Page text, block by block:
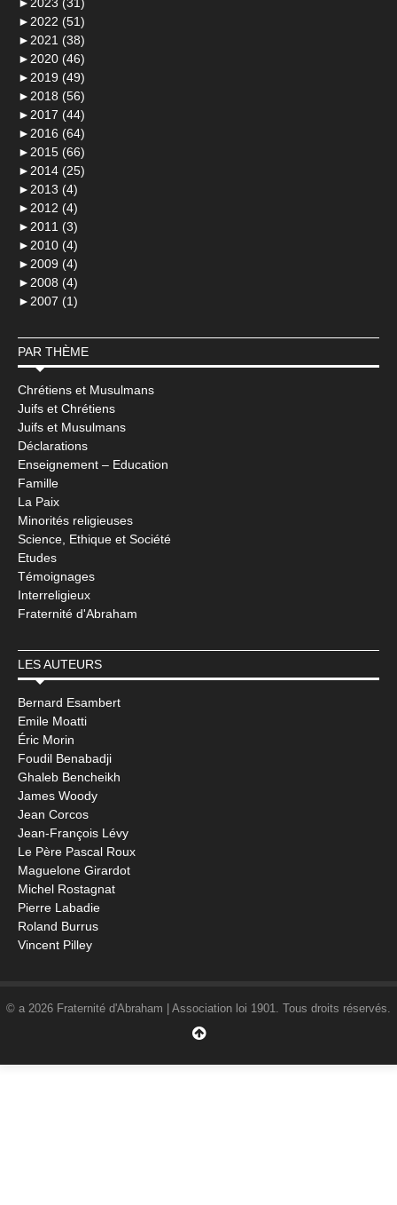
► 2022 (51)
► 2021 (38)
► 2020 (46)
► 2019 (49)
► 2018 (56)
► 2017 (44)
► 2016 (64)
► 2015 (66)
► 2014 (25)
► 2013 (4)
► 2012 (4)
► 2011 (3)
► 2010 (4)
► 2009 (4)
► 2008 (4)
► 2007 (1)
PAR THÈME
Chrétiens et Musulmans
Juifs et Chrétiens
Juifs et Musulmans
Déclarations
Enseignement – Education
Famille
La Paix
Minorités religieuses
Science, Ethique et Société
Etudes
Témoignages
Interreligieux
Fraternité d'Abraham
LES AUTEURS
Bernard Esambert
Emile Moatti
Éric Morin
Foudil Benabadji
Ghaleb Bencheikh
James Woody
Jean Corcos
Jean-François Lévy
Le Père Pascal Roux
Maguelone Girardot
Michel Rostagnat
Pierre Labadie
Roland Burrus
Vincent Pilley
© a 2026 Fraternité d'Abraham | Association loi 1901. Tous droits réservés.